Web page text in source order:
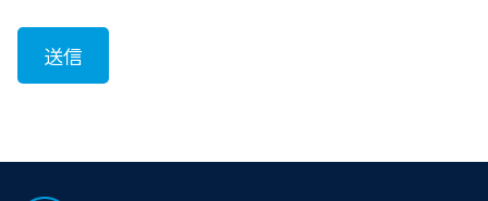
場合、リガクは、次の各号を選択することができます。
(1)本リガクソフト製品の保証及びサポートサービス
(第12条に定義
Footer